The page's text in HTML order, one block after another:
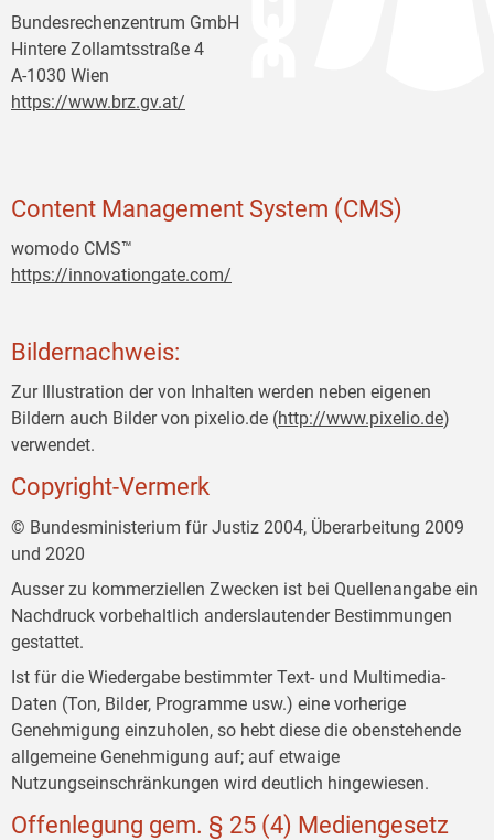
Bundesrechenzentrum GmbH
Hintere Zollamtsstraße 4
A-1030 Wien
https://www.brz.gv.at/
Content Management System (CMS)
womodo CMS™
https://innovationgate.com/
Bildernachweis:
Zur Illustration der von Inhalten werden neben eigenen
Bildern auch Bilder von pixelio.de (http://www.pixelio.de)
verwendet.
Copyright-Vermerk
© Bundesministerium für Justiz 2004, Überarbeitung 2009
und 2020
Ausser zu kommerziellen Zwecken ist bei Quellenangabe ein
Nachdruck vorbehaltlich anderslautender Bestimmungen
gestattet.
Ist für die Wiedergabe bestimmter Text- und Multimedia-
Daten (Ton, Bilder, Programme usw.) eine vorherige
Genehmigung einzuholen, so hebt diese die obenstehende
allgemeine Genehmigung auf; auf etwaige
Nutzungseinschränkungen wird deutlich hingewiesen.
Offenlegung gem. § 25 (4) Mediengesetz